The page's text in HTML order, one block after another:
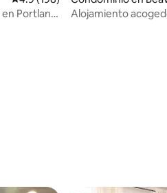
Portland
Alojamiento